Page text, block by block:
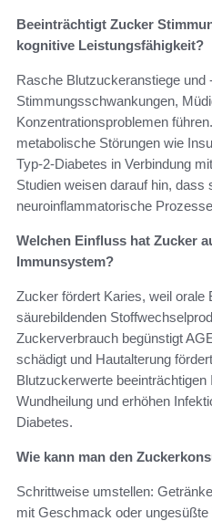
Beeinträchtigt Zucker
kognitive Leistungsfähigkeit?
Rasche Blutzuckeranstiege und
Stimmungsschwankungen,
Konzentrationsproblemen
metabolische Störungen wie
Typ‑2‑Diabetes in Verbindung
Studien weisen darauf hin,
neuroinflammatorische
Welchen Einfluss hat Zucker
Immunsystem?
Zucker fördert Karies, weil orale
säurebildenden
Zuckerverbrauch begünstigt
schädigt und Hautalterung
Blutzuckerwerte
Wundheilung und erhöhen
Diabetes.
Wie kann man den
Schrittweise umstellen:
mit Geschmack oder ungesüßte